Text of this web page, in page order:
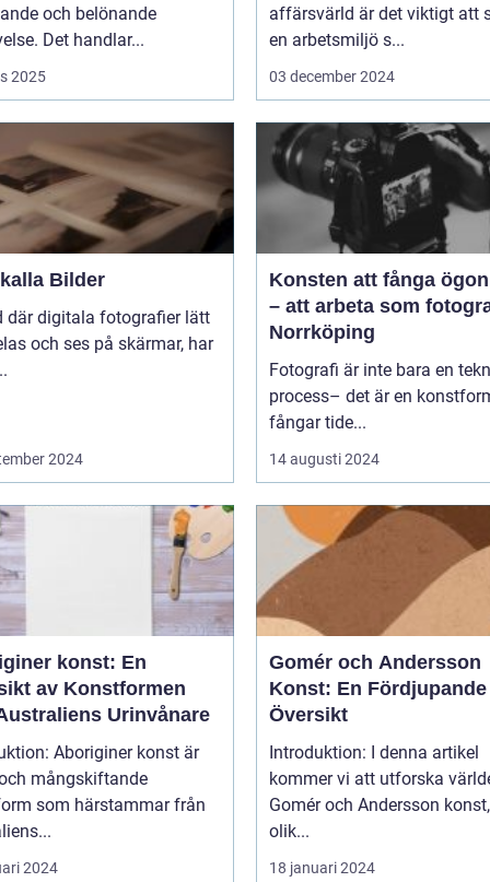
och belönande
Det handlar...
2025
affärsvärld är det viktigt att
en arbetsmiljö s...
03 december 2024
Bilder
där digitala fotografier lätt
och ses på skärmar, har
2024
Konsten att fånga
– att arbeta som
Norrköping
Fotografi är inte bara en
process– det är en
fångar tide...
14 augusti 2024
konst: En
av Konstformen
Urinvånare
Aboriginer konst är
mångskiftande
som härstammar från
2024
Gomér och Andersson
Konst: En Fördjupande
Översikt
Introduktion: I denna artikel
kommer vi att utforska
Gomér och Andersson
olik...
18 januari 2024